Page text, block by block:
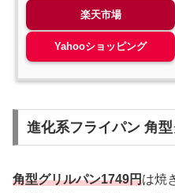
楽天市場
Yahooショッピング
進化系フライパン 角
角型グリルパン1749円は焼